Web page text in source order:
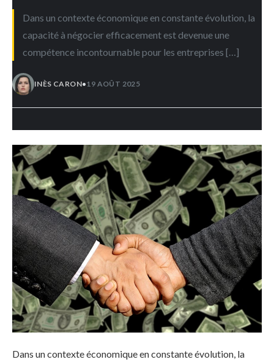
Dans un contexte économique en constante évolution, la
capacité à négocier efficacement est devenue une
compétence incontournable pour les entreprises […]
INÈS CARON•19 AOÛT 2025
Dans un contexte économique en constante évolution, la